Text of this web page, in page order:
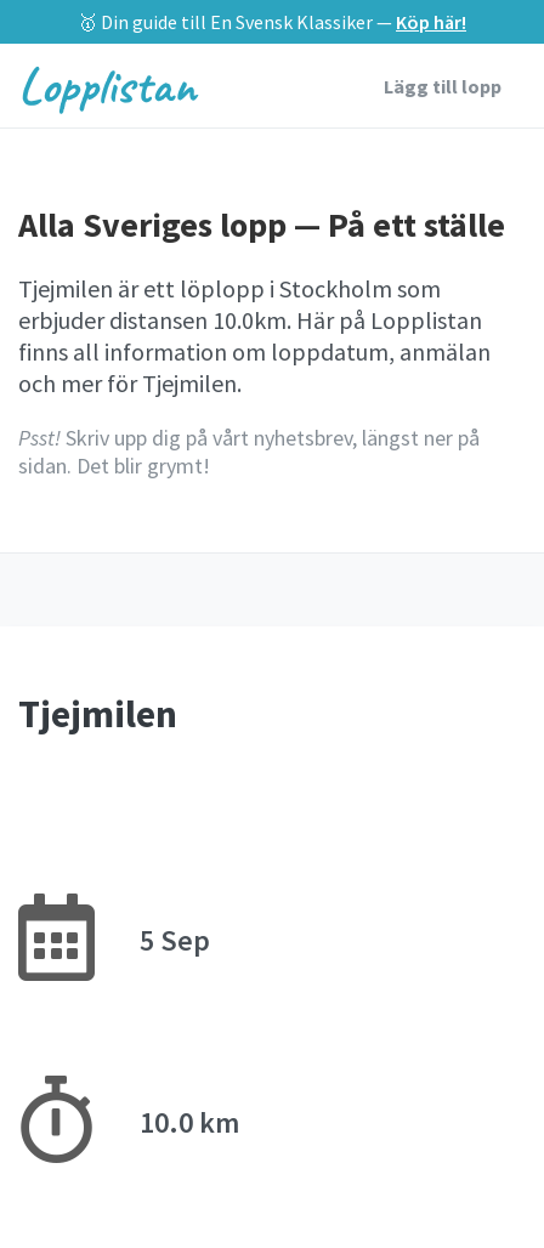
🥇 Din guide till En Svensk Klassiker — Köp här!
Lopplistan Lägg till lopp
Alla Sveriges lopp — På ett ställe
Tjejmilen är ett löplopp i Stockholm som
erbjuder distansen 10.0km. Här på Lopplistan
finns all information om loppdatum, anmälan
och mer för Tjejmilen.
Psst!Skriv upp dig på vårt nyhetsbrev, längst ner på
sidan. Det blir grymt!
Tjejmilen
5 Sep
10.0 km